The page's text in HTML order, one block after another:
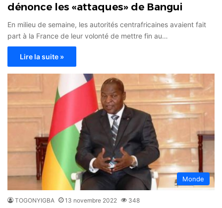
dénonce les «attaques» de Bangui
En milieu de semaine, les autorités centrafricaines avaient fait
part à la France de leur volonté de mettre fin au…
Lire la suite »
Monde
TOGONYIGBA 13 novembre 2022 348